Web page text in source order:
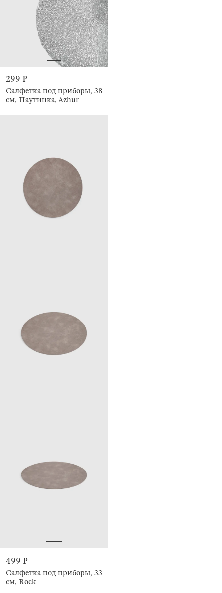
299 ₽
Салфетка под приборы, 38
см, Паутинка, Azhur
499 ₽
Салфетка под приборы, 33
см, Rock